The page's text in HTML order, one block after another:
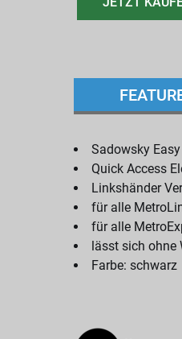
Sadowsky
Quick Access
Linkshänder
für alle
für alle
lässt sich ohne
Farbe: schwarz